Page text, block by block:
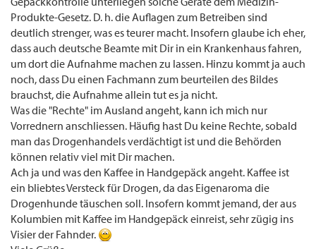
Produkte-Gesetz. D. h. die Auflagen zum Betreiben sind
deutlich strenger, was es teurer macht. Insofern glaube ich eher,
dass auch deutsche Beamte mit Dir in ein Krankenhaus fahren,
um dort die Aufnahme machen zu lassen. Hinzu kommt ja auch
noch, dass Du einen Fachmann zum beurteilen des Bildes
brauchst, die Aufnahme allein tut es ja nicht.
Was die "Rechte" im Ausland angeht, kann ich mich nur
Vorrednern anschliessen. Häufig hast Du keine Rechte, sobald
man das Drogenhandels verdächtigt ist und die Behörden
können relativ viel mit Dir machen.
Ach ja und was den Kaffee in Handgepäck angeht. Kaffee ist
ein bliebtes Versteck für Drogen, da das Eigenaroma die
Drogenhunde täuschen soll. Insofern kommt jemand, der aus
Kolumbien mit Kaffee im Handgepäck einreist, sehr zügig ins
Visier der Fahnder.